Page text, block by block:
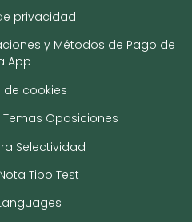
privacidad
y Métodos de Pago de
App
de cookies
Oposiciones
Selectividad
Tipo Test